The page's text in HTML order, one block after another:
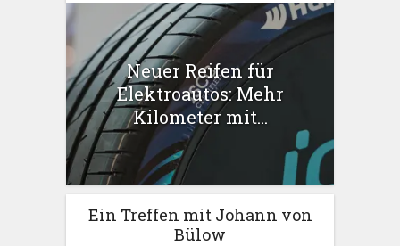
Neuer Reifen für
Elektroautos: Mehr
Kilometer mit...
Ein Treffen mit Johann von
Bülow